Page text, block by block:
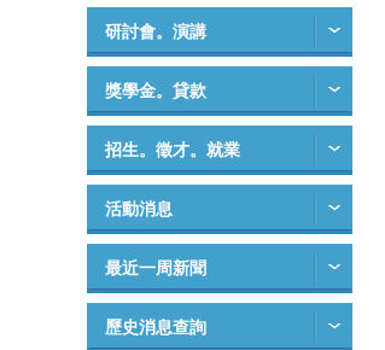
研討會。演講
獎學金。貸款
招生。徵才。就業
活動消息
最近一周新聞
歷史消息查詢